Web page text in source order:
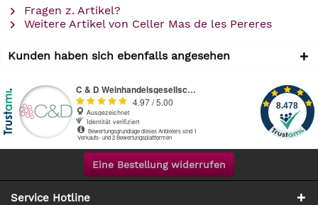
Fragen z. Artikel?
Weitere Artikel von Celler Mas de les Pereres
Kunden haben sich ebenfalls angesehen
Eine Bestellung widerrufen
Service Hotline